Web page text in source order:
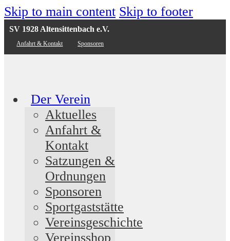
Skip to main content Skip to footer
SV 1928 Altensittenbach e.V.
Anfahrt & Kontakt Sponsoren
Der Verein
Aktuelles
Anfahrt &
Kontakt
Satzungen &
Ordnungen
Sponsoren
Sportgaststätte
Vereinsgeschichte
Vereinsshop